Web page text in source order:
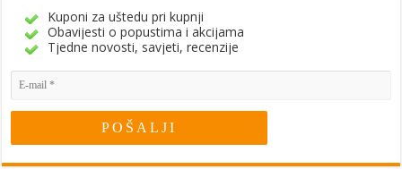
Kuponi za uštedu pri kupnji
Obavijesti o popustima i akcijama
Tjedne novosti, savjeti, recenzije